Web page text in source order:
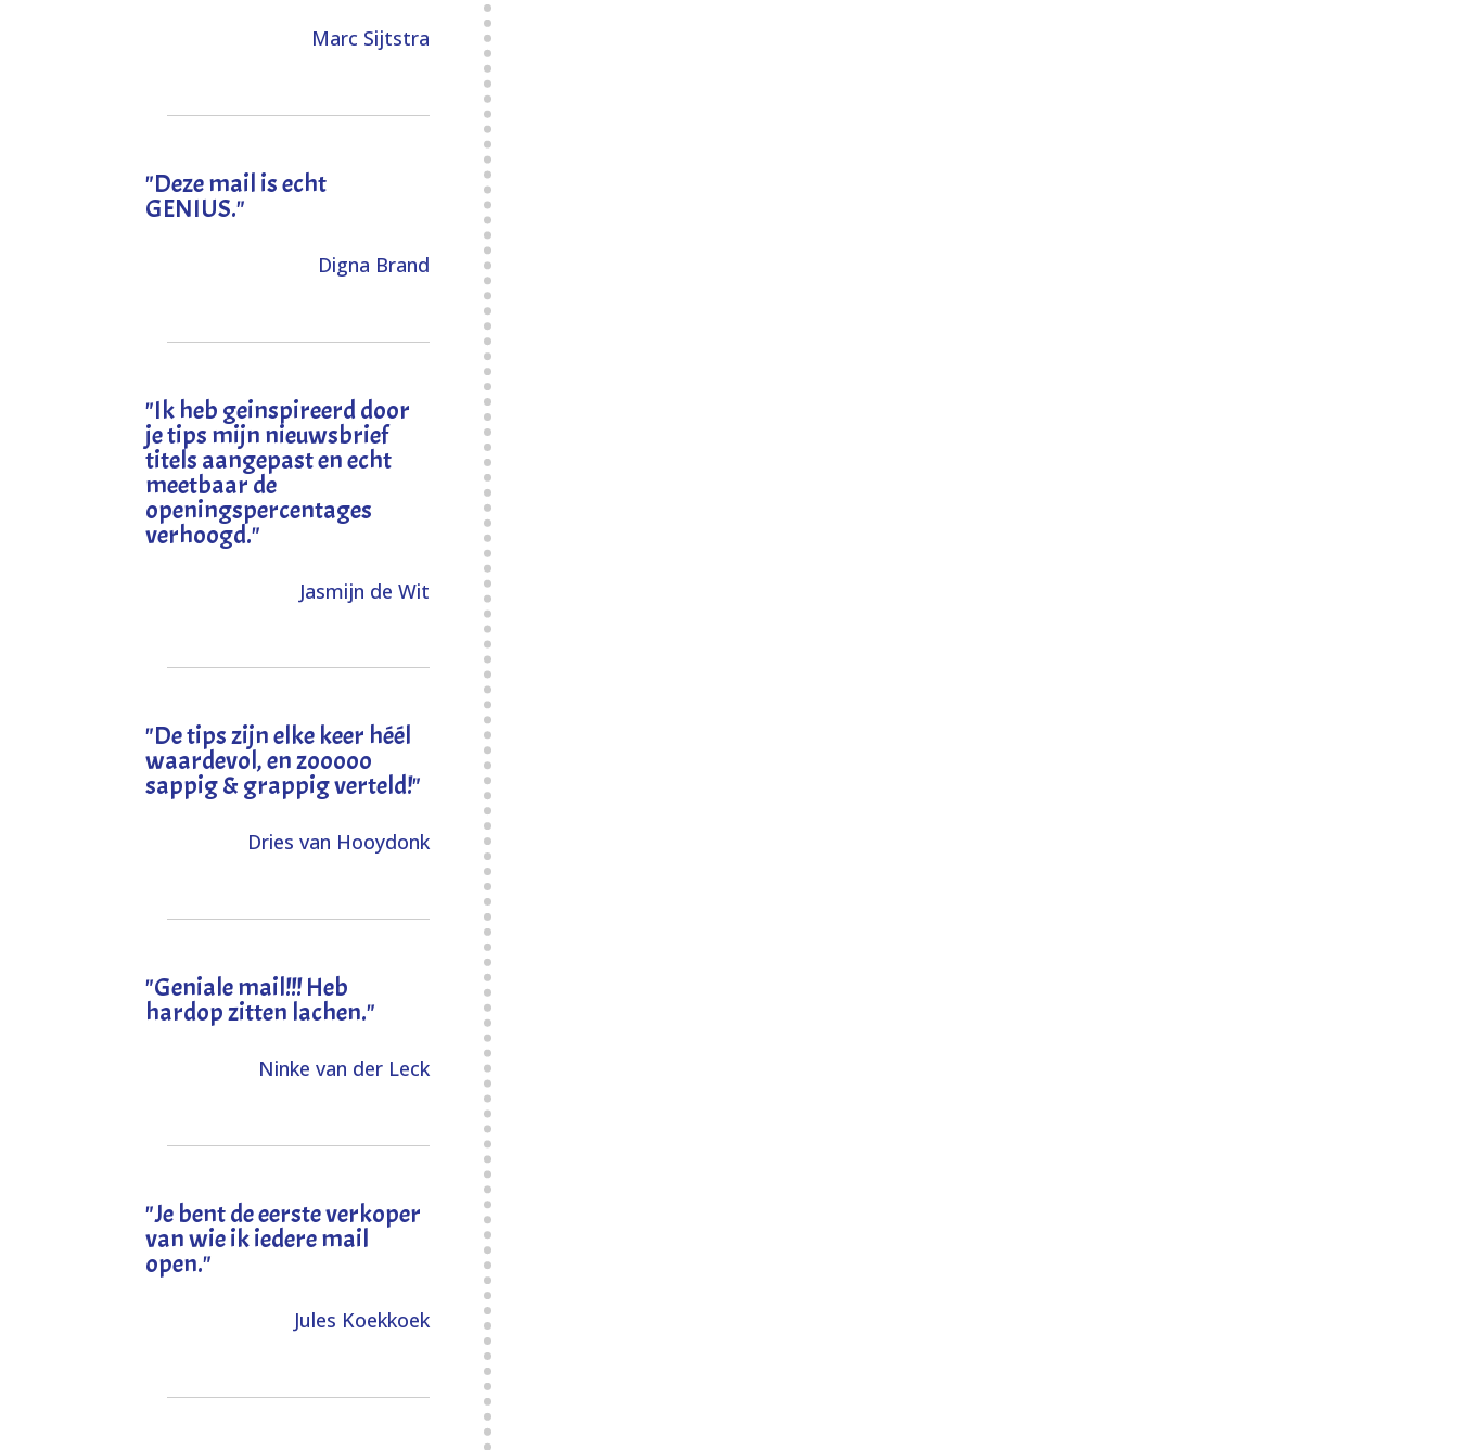
Marc Sijtstra
"Deze mail is echt
GENIUS."
Digna Brand
"Ik heb geinspireerd door
je tips mijn nieuwsbrief
titels aangepast en echt
meetbaar de
openingspercentages
verhoogd."
Jasmijn de Wit
"De tips zijn elke keer héél
waardevol, en zooooo
sappig & grappig verteld!"
Dries van Hooydonk
"Geniale mail!!! Heb
hardop zitten lachen."
Ninke van der Leck
"Je bent de eerste verkoper
van wie ik iedere mail
open."
Jules Koekkoek